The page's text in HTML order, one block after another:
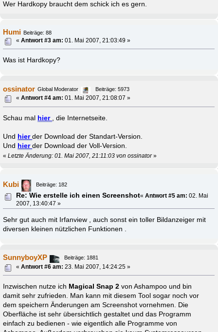
Wer Hardkopy braucht dem schick ich es gern.
Humi Beiträge: 88
«Antwort #3 am: 01. Mai 2007, 21:03:49 »
Was ist Hardkopy?
ossinator Global Moderator
Beiträge: 5973
«Antwort #4 am: 01. Mai 2007, 21:08:07 »
Schau mal hier , die Internetseite.
Und hierder Download der Standart-Version.
Und hierder Download der Voll-Version.
«Letzte Änderung: 01. Mai 2007, 21:11:03 von ossinator»
Kubi Beiträge: 182
Re: Wie erstelle ich einen Screenshot«Antwort #5 am: 02. Mai
2007, 13:40:47 »
Sehr gut auch mit Irfanview , auch sonst ein toller Bildanzeiger mit
diversen kleinen nützlichen Funktionen .
SunnyboyXP
Beiträge: 1881
«Antwort #6 am: 23. Mai 2007, 14:24:25 »
Inzwischen nutze ich Magical Snap 2 von Ashampoo und bin
damit sehr zufrieden. Man kann mit diesem Tool sogar noch vor
dem speichern Änderungen am Screenshot vornehmen. Die
Oberfläche ist sehr übersichtlich gestaltet und das Programm
einfach zu bedienen - wie eigentlich alle Programme von